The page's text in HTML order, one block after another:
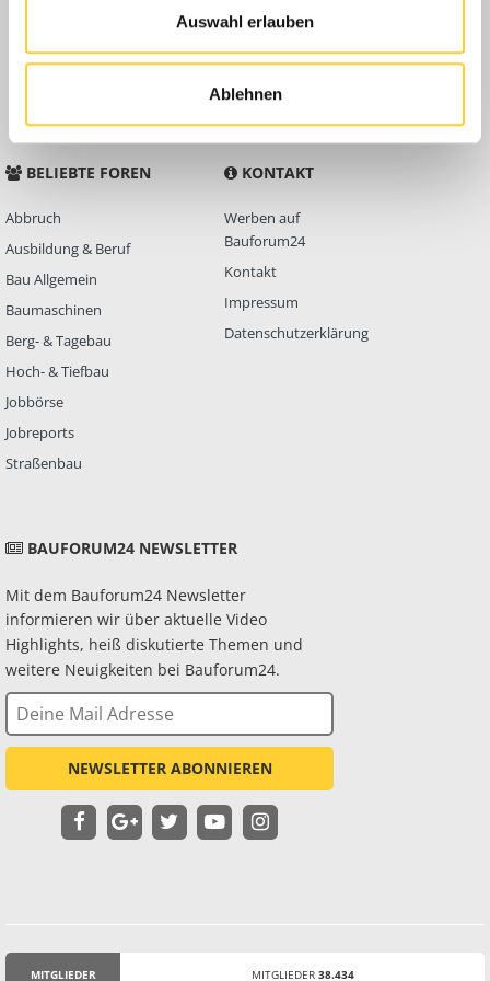
Auswahl erlauben
Ablehnen
Anleitungen
FAQ
Community Regeln
BELIEBTE FOREN
Abbruch
Ausbildung & Beruf
Bau Allgemein
Baumaschinen
Berg- & Tagebau
Hoch- & Tiefbau
Jobbörse
Jobreports
Straßenbau
KONTAKT
Werben auf
Bauforum24
Kontakt
Impressum
Datenschutzerklärung
BAUFORUM24 NEWSLETTER
Mit dem Bauforum24 Newsletter
informieren wir über aktuelle Video
Highlights, heiß diskutierte Themen und
weitere Neuigkeiten bei Bauforum24.
NEWSLETTER ABONNIEREN
MITGLIEDER MITGLIEDER 38.434